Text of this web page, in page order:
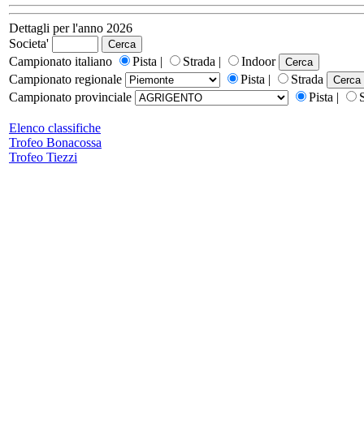
Dettagli per l'anno 2026
Societa'
Campionato italiano
Pista | Strada |
Indoor
Campionato regionale
Pista |
Strada
Campionato provinciale
Pista |
Elenco classifiche
Trofeo Bonacossa
Trofeo Tiezzi